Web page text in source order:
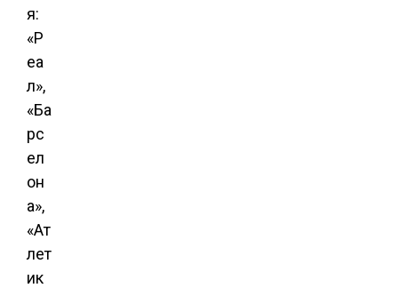
я:
«Р
еа
л»,
«Ба
рс
ел
он
а»,
«Ат
лет
ик